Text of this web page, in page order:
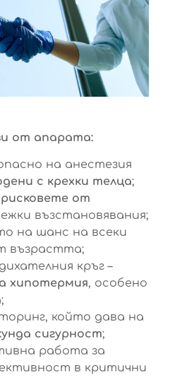
от апарата:
на анестезия
с крехки телца;
рисковете от
възстановявания;
на шанс на всеки
възрастта;
кръг –
хипотермия, особено
който дава на
сигурност;
работа за
в критични